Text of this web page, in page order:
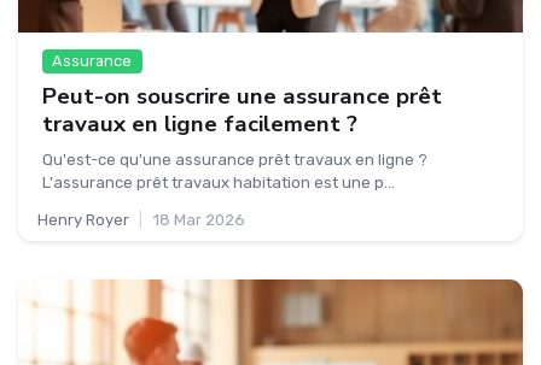
Assurance
Peut-on souscrire une assurance prêt
travaux en ligne facilement ?
Qu'est-ce qu'une assurance prêt travaux en ligne ?
L'assurance prêt travaux habitation est une p...
Henry Royer 18 Mar 2026